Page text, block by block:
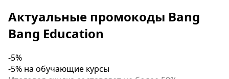
Актуальные промокоды Bang
Bang Education
-5%
-5% на обучающие курсы